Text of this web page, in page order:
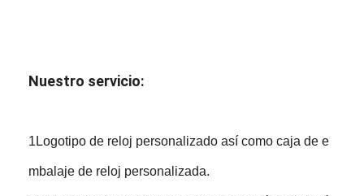
Nuestro servicio:
1Logotipo de reloj personalizado así como caja de e
mbalaje de reloj personalizada.